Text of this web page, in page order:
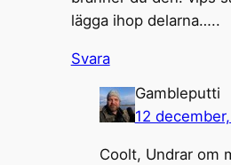
lägga ihop delarna…..
Svara
Gambleputti
12 december,
Coolt, Undrar om